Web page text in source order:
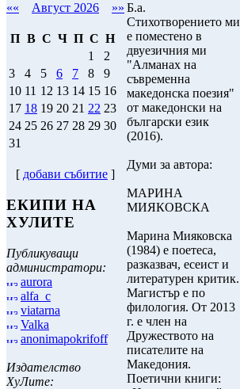
«« Август 2026 »»
П В С Ч П С Н
1
2
3
4 5 6 7 8
9
10 11 12 13 14 15 16
17 18 19 20 21 22 23
24 25 26 27 28 29 30
31
[ добави събитие ]
ЕКИПИ НА
ХУЛИТЕ
Публикуващи
администратори:
aurora
alfa_c
viatarna
Valka
anonimapokrifoff
Издателство
ХуЛите:
Б.а.
Стихотворението ми
е поместено в
двуезичния ми
"Aлманах на
съвременна
македонска поезия"
от македонски на
български език
(2016).
Думи за автора:
МАРИНА
МИЯКОВСКА
Марина Мияковска
(1984) e поетеса,
разказвач, есеист и
литературен критик.
Магистър е по
филология. От 2013
г. е член на
Дружеството на
писателите на
Македония.
Поетични книги: